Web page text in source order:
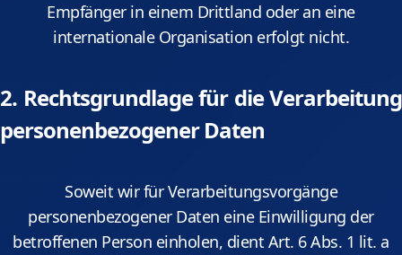
Empfänger in einem Drittland oder an eine
internationale Organisation erfolgt nicht.
2. Rechtsgrundlage für die Verarbeitung
personenbezogener Daten
Soweit wir für Verarbeitungsvorgänge
personenbezogener Daten eine Einwilligung der
betroffenen Person einholen, dient Art. 6 Abs. 1 lit. a